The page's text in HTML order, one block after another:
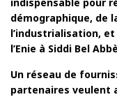
démographique, de
l’industrialisation,
l’Enie à Siddi Bel
Un réseau de
partenaires veulent